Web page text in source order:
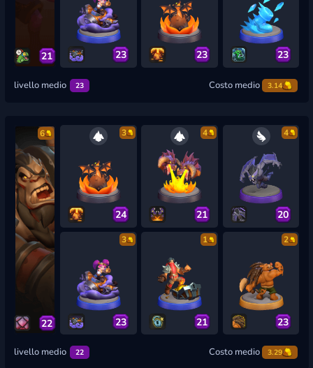
21 23 23 23
livello medio 23 Costo medio 3.14
6
22
3
24
4
21
4
20
3
23
1
21
2
23
livello medio 22 Costo medio 3.29